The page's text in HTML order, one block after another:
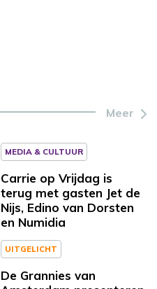
Meer
MEDIA & CULTUUR
Carrie op Vrijdag is
terug met gasten Jet de
Nijs, Edino van Dorsten
en Numidia
UITGELICHT
De Grannies van